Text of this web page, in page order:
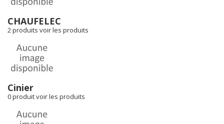
CHAUFELEC
2 produits voir les produits
Cinier
0 produitvoir les produits